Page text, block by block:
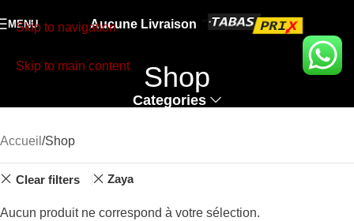
Skip to navigation
Skip to main content
MENU Aucune Livraison
Shop
Categories
Accueil Shop
Clear filters Zaya
Aucun produit ne correspond à votre sélection.